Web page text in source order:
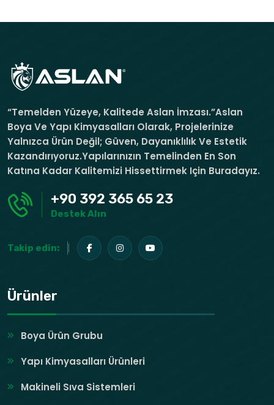
“Temelden Yüzeye, Kalitede Aslan İmzası.”Aslan
Boya Ve Yapı Kimyasalları Olarak, Projelerinize
Yalnızca Ürün Değil; Güven, Dayanıklılık Ve Estetik
Kazandırıyoruz.Yapılarınızın Temelinden En Son
Katına Kadar Kalitemizi Hissettirmek Için Buradayız.
+90 392 365 65 23
Destek Alın
Takip edin:
Ürünler
Boya Ürün Grubu
Yapı Kimyasalları Ürünleri
Makineli Sıva Sistemleri